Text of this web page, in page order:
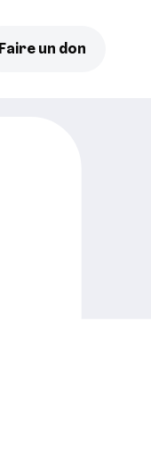
Faire un don